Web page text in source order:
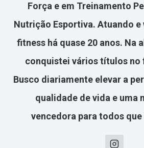
Força e em Treinamento
Nutrição Esportiva. Atuando e
fitness há quase 20 anos. Na
conquistei vários títulos
Busco diariamente elevar a
qualidade de vida e uma
vencedora para todos